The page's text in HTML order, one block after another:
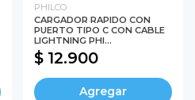
PHILCO
CARGADOR RAPIDO CON
PUERTO TIPO C CON CABLE
LIGHTNING PHI...
$ 12.900
Agregar